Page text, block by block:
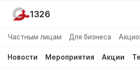
Частным лицам Для бизнеса
Новости Мероприятия Акции
1326